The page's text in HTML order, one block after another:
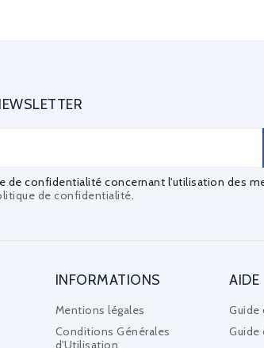
de confidentialité concernant l'utilisation des
de confidentialité.
INFORMATIONS
Mentions légales
Conditions Générales
d'Utilisation
AIDE
Guide
Guide